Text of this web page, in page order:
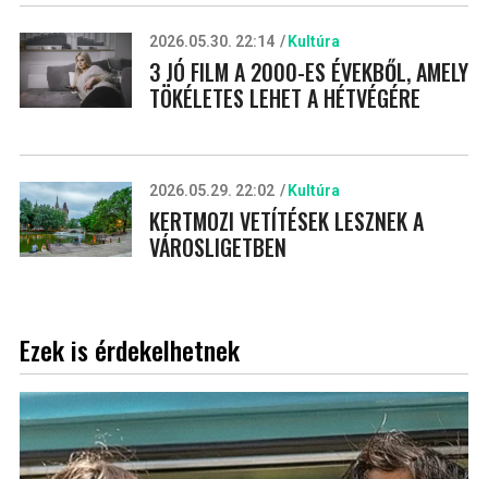
2026.05.30. 22:14 Kultúra
3 JÓ FILM A 2000-ES ÉVEKBŐL, AMELY
TÖKÉLETES LEHET A HÉTVÉGÉRE
2026.05.29. 22:02 Kultúra
KERTMOZI VETÍTÉSEK LESZNEK A
VÁROSLIGETBEN
Ezek is érdekelhetnek